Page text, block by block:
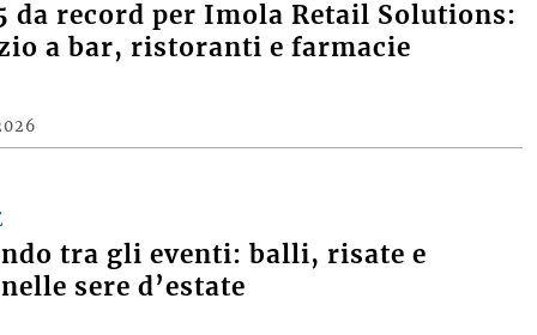
da record per Imola Retail Solutions:
a bar, ristoranti e farmacie
tra gli eventi: balli, risate e
sere d’estate